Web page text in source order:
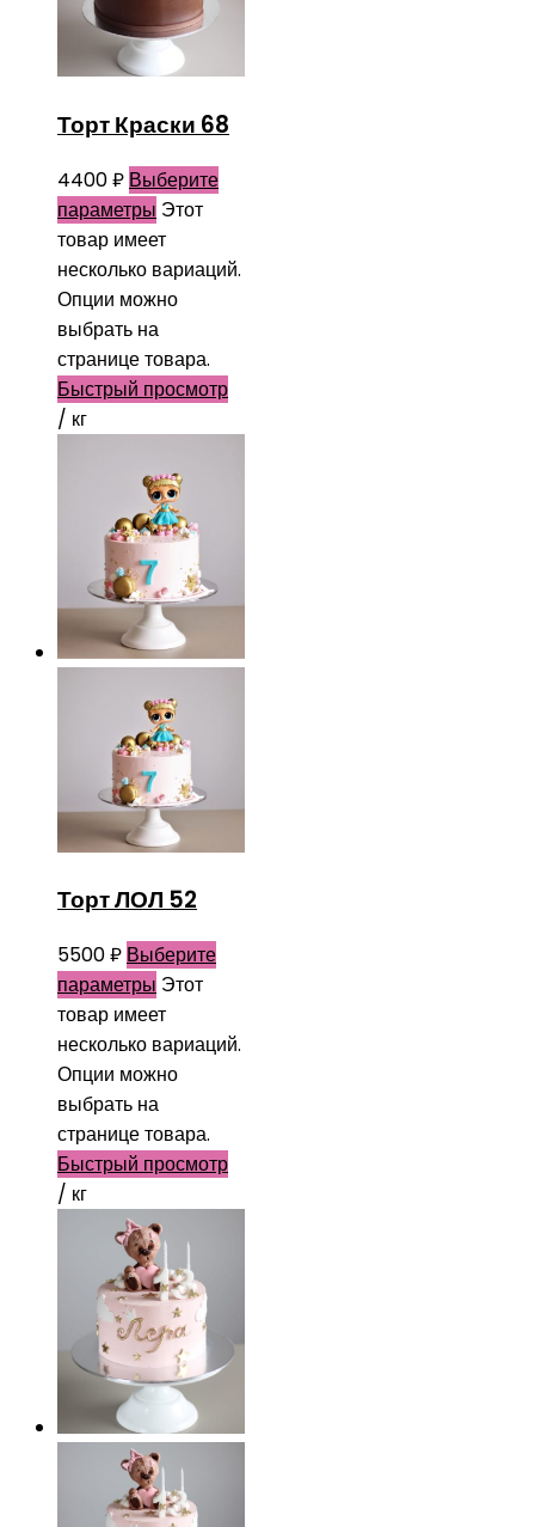
Торт Краски 68
4400₽ Выберите
параметры Этот
товар имеет
несколько вариаций.
Опции можно
выбрать на
странице товара.
Быстрый просмотр
/ кг
Торт ЛОЛ 52
5500₽ Выберите
параметры Этот
товар имеет
несколько вариаций.
Опции можно
выбрать на
странице товара.
Быстрый просмотр
/ кг